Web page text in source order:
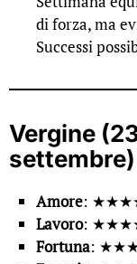
di forza, ma
Successi
Vergine
settembre)
Amore:
Lavoro:
Fortuna: